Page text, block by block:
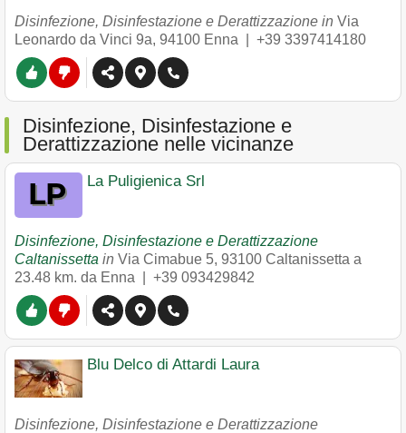
Disinfezione, Disinfestazione e Derattizzazione in Via
Leonardo da Vinci 9a, 94100 Enna +39 3397414180
Disinfezione, Disinfestazione e
Derattizzazione nelle vicinanze
La Puligienica Srl
Disinfezione, Disinfestazione e Derattizzazione
Caltanissetta in Via Cimabue 5, 93100 Caltanissetta a
23.48 km. da Enna | +39 093429842
Blu Delco di Attardi Laura
Disinfezione, Disinfestazione e Derattizzazione